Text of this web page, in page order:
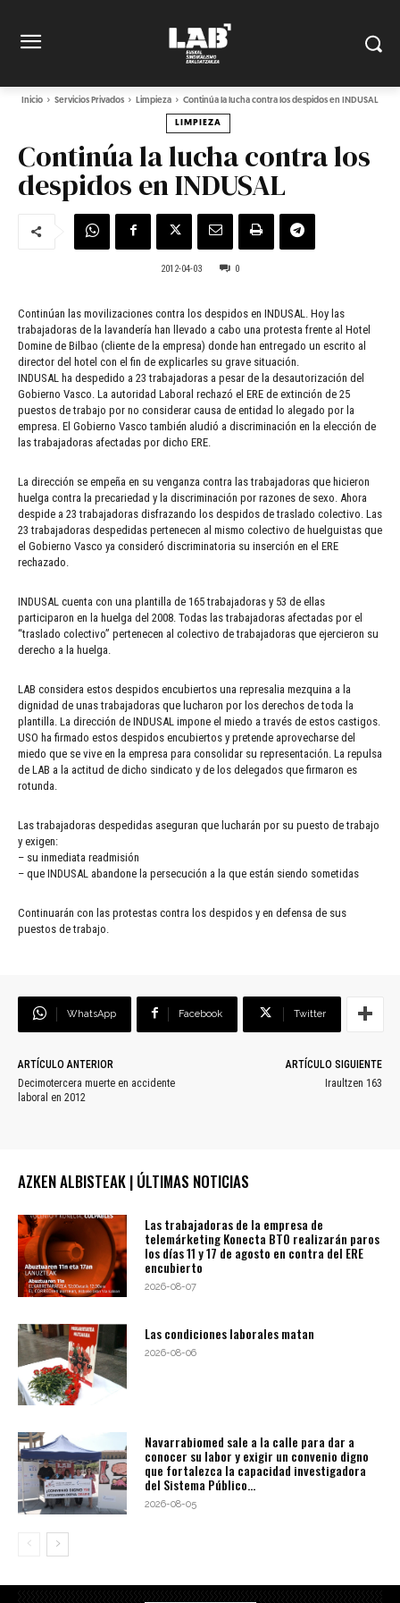
Inicio Servicios Privados Limpieza Continúa la lucha contra los despidos en INDUSAL
LIMPIEZA
Continúa la lucha contra los
despidos en INDUSAL
2012-04-03 0
Continúan las movilizaciones contra los despidos en INDUSAL. Hoy las
trabajadoras de la lavandería han llevado a cabo una protesta frente al Hotel
Domine de Bilbao (cliente de la empresa) donde han entregado un escrito al
director del hotel con el fin de explicarles su grave situación.
INDUSAL ha despedido a 23 trabajadoras a pesar de la desautorización del
Gobierno Vasco. La autoridad Laboral rechazó el ERE de extinción de 25
puestos de trabajo por no considerar causa de entidad lo alegado por la
empresa. El Gobierno Vasco también aludió a discriminación en la elección de
las trabajadoras afectadas por dicho ERE.
La dirección se empeña en su venganza contra las trabajadoras que hicieron
huelga contra la precariedad y la discriminación por razones de sexo. Ahora
despide a 23 trabajadoras disfrazando los despidos de traslado colectivo. Las
23 trabajadoras despedidas pertenecen al mismo colectivo de huelguistas que
el Gobierno Vasco ya consideró discriminatoria su inserción en el ERE
rechazado.
INDUSAL cuenta con una plantilla de 165 trabajadoras y 53 de ellas
participaron en la huelga del 2008. Todas las trabajadoras afectadas por el
“traslado colectivo” pertenecen al colectivo de trabajadoras que ejercieron su
derecho a la huelga.
LAB considera estos despidos encubiertos una represalia mezquina a la
dignidad de unas trabajadoras que lucharon por los derechos de toda la
plantilla. La dirección de INDUSAL impone el miedo a través de estos castigos.
USO ha firmado estos despidos encubiertos y pretende aprovecharse del
miedo que se vive en la empresa para consolidar su representación. La repulsa
de LAB a la actitud de dicho sindicato y de los delegados que firmaron es
rotunda.
Las trabajadoras despedidas aseguran que lucharán por su puesto de trabajo
y exigen:
– su inmediata readmisión
– que INDUSAL abandone la persecución a la que están siendo sometidas
Continuarán con las protestas contra los despidos y en defensa de sus
puestos de trabajo.
WhatsApp Facebook Twitter
ARTÍCULO ANTERIOR
Decimotercera muerte en accidente
laboral en 2012
ARTÍCULO SIGUIENTE
Iraultzen 163
AZKEN ALBISTEAK | ÚLTIMAS NOTICIAS
Las trabajadoras de la empresa de
telemárketing Konecta BTO realizarán paros
los días 11 y 17 de agosto en contra del ERE
encubierto
2026-08-07
Las condiciones laborales matan
2026-08-06
Navarrabiomed sale a la calle para dar a
conocer su labor y exigir un convenio digno
que fortalezca la capacidad investigadora
del Sistema Público...
2026-08-05